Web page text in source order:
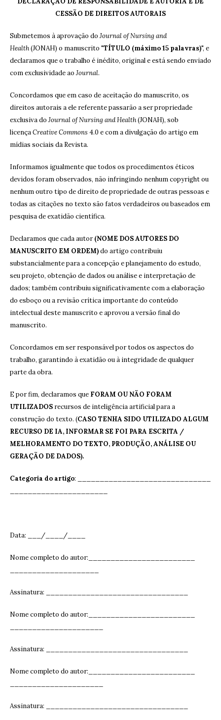
CESSÃO DE DIREITOS AUTORAIS
Submetemos à aprovação do Journal of Nursing and
Health(JONAH) o manuscrito "TÍTULO (máximo 15 palavras)", e
declaramos que o trabalho é inédito, original e está sendo enviado
com exclusividade ao Journal.
Concordamos que em caso de aceitação do manuscrito, os
direitos autorais a ele referente passarão a ser propriedade
exclusiva do Journal of Nursing and Health(JONAH), sob
licençaCreative Commons 4.0 e com a divulgação do artigo em
mídias sociais da Revista.
Informamos igualmente que todos os procedimentos éticos
devidos foram observados, não infringindo nenhum copyright ou
nenhum outro tipo de direito de propriedade de outras pessoas e
todas as citações no texto são fatos verdadeiros ou baseados em
pesquisa de exatidão científica.
Declaramos que cada autor(NOME DOS AUTORES DO
MANUSCRITO EM ORDEM)do artigo contribuiu
substancialmente para a concepção e planejamento do estudo,
seu projeto, obtenção de dados ou análise e interpretação de
dados; também contribuiu significativamente com a elaboração
do esboço ou a revisão crítica importante do conteúdo
intelectual deste manuscrito e aprovou a versão final do
manuscrito.
Concordamos em ser responsável por todos os aspectos do
trabalho, garantindo à exatidão ou à integridade de qualquer
parte da obra.
E por fim, declaramos que FORAM OU NÃO FORAM
UTILIZADOS recursos de inteligência artificial para a
construção do texto. (CASO TENHA SIDO UTILIZADO ALGUM
RECURSO DE IA, INFORMAR SE FOI PARA ESCRITA /
MELHORAMENTO DO TEXTO, PRODUÇÃO, ANÁLISE OU
GERAÇÃO DE DADOS).
Categoria do artigo: ______________________________
Data: ___/____/____
Nome completo do autor:________________________
Assinatura: ______________________________
Nome completo do autor:________________________
Assinatura: ______________________________
Nome completo do autor:________________________
Assinatura: ______________________________